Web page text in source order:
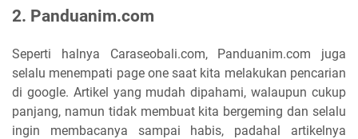
2. Panduanim.com
Seperti halnya Caraseobali.com, Panduanim.com juga
selalu menempati page one saat kita melakukan pencarian
di google. Artikel yang mudah dipahami, walaupun cukup
panjang, namun tidak membuat kita bergeming dan selalu
ingin membacanya sampai habis, padahal artikelnya